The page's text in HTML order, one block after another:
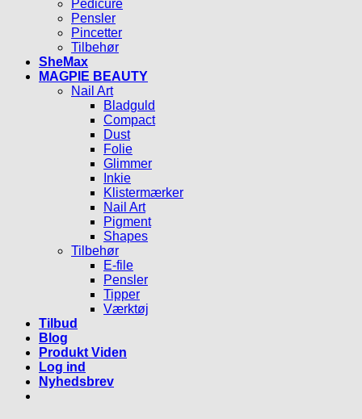
Pedicure
Pensler
Pincetter
Tilbehør
SheMax
MAGPIE BEAUTY
Nail Art
Bladguld
Compact
Dust
Folie
Glimmer
Inkie
Klistermærker
Nail Art
Pigment
Shapes
Tilbehør
E-file
Pensler
Tipper
Værktøj
Tilbud
Blog
Produkt Viden
Log ind
Nyhedsbrev